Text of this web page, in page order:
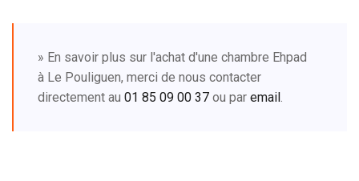
» En savoir plus sur l'achat d'une chambre Ehpad
à Le Pouliguen, merci de nous contacter
directement au 01 85 09 00 37 ou par email.